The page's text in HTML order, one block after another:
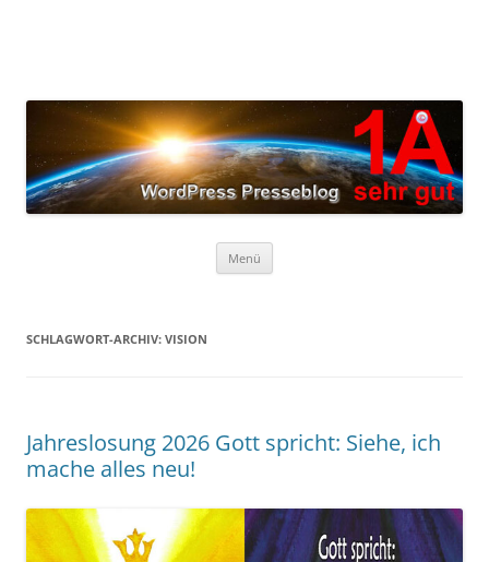
Menü
SCHLAGWORT-ARCHIV: VISION
Jahreslosung 2026 Gott spricht: Siehe, ich
mache alles neu!